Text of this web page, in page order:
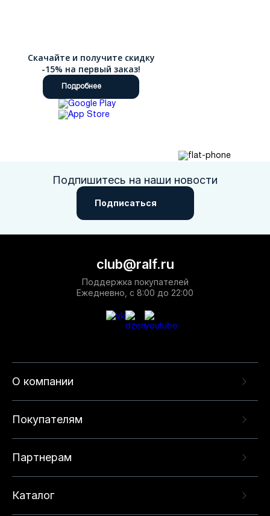
Скачайте и получите скидку
-15% на первый заказ!
Подробнее
Подпишитесь на наши новости
Подписаться
О компании
Покупателям
Партнерам
Каталог
club@ralf.ru
Поддержка покупателей
Ежедневно, с 8:00 до 22:00